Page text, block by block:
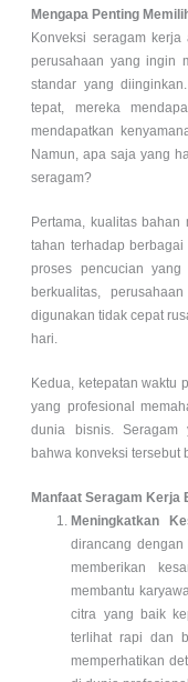
Mengapa Penting
Konveksi seragam
perusahaan yang ingin
standar yang
tepat, mereka
mendapatkan
Namun, apa saja yang
seragam?
Pertama, kualitas
tahan terhadap
proses pencucian
berkualitas,
digunakan tidak cepat
hari.
Kedua, ketepatan waktu
yang profesional
dunia bisnis. Seragam
bahwa konveksi tersebut
Manfaat Seragam Kerja
Meningkatkan
dirancang
memberikan
membantu
citra yang baik
terlihat rapi dan
memperhatikan